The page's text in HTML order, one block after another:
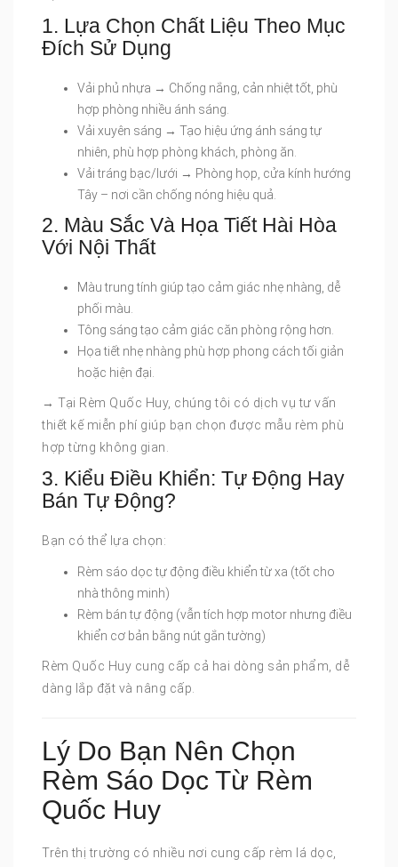
1. Lựa Chọn Chất Liệu Theo Mục
Đích Sử Dụng
Vải phủ nhựa → Chống nắng, cản nhiệt tốt, phù
hợp phòng nhiều ánh sáng.
Vải xuyên sáng → Tạo hiệu ứng ánh sáng tự
nhiên, phù hợp phòng khách, phòng ăn.
Vải tráng bạc/lưới → Phòng họp, cửa kính hướng
Tây – nơi cần chống nóng hiệu quả.
2. Màu Sắc Và Họa Tiết Hài Hòa
Với Nội Thất
Màu trung tính giúp tạo cảm giác nhẹ nhàng, dễ
phối màu.
Tông sáng tạo cảm giác căn phòng rộng hơn.
Họa tiết nhẹ nhàng phù hợp phong cách tối giản
hoặc hiện đại.
→ Tại Rèm Quốc Huy, chúng tôi có dịch vụ tư vấn
thiết kế miễn phí giúp bạn chọn được mẫu rèm phù
hợp từng không gian.
3. Kiểu Điều Khiển: Tự Động Hay
Bán Tự Động?
Bạn có thể lựa chọn:
Rèm sáo dọc tự động điều khiển từ xa (tốt cho
nhà thông minh)
Rèm bán tự động (vẫn tích hợp motor nhưng điều
khiển cơ bản bằng nút gắn tường)
Rèm Quốc Huy cung cấp cả hai dòng sản phẩm, dễ
dàng lắp đặt và nâng cấp.
Lý Do Bạn Nên Chọn
Rèm Sáo Dọc Từ Rèm
Quốc Huy
Trên thị trường có nhiều nơi cung cấp rèm lá dọc,